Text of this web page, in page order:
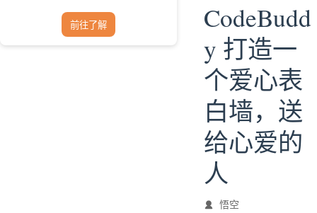
CodeBudd
y 打造一
个爱心表
白墙，送
给心爱的
人
悟空
前往了解